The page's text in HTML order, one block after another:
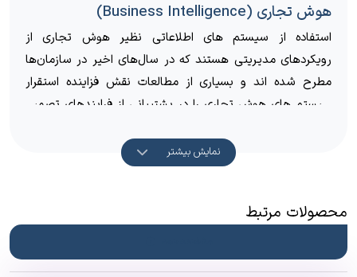
هوش تجاری (Business Intelligence)
استفاده از سیستم های اطلاعاتی نظیر هوش تجاری از
رویکردهای مدیریتی هستند که در سال‌های اخیر در سازمان‌ها
مطرح‌ شده اند و بسیاری از مطالعات نقش فزاینده استقرار
سیستم های هوش تجاری را در پشتیبانی از فرایندهای تصمیم
کسب و کار چیست؟
با استفاده از فناوری اطلاعات و تجزیه و تحلیل داده‌ها، به
بهتری دست یابند. این فرآیند شامل جمع‌آوری، ذخیره‌سازی،
نمایش بیشتر
محصولات مرتبط